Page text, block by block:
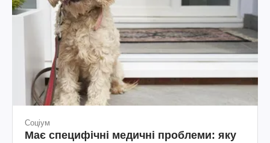
Соціум
Має специфічні медичні проблеми: яку